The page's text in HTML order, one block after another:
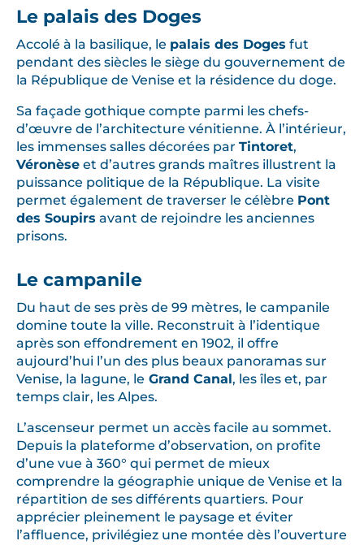
Le palais des Doges
Accolé à la basilique, le palais des Doges fut
pendant des siècles le siège du gouvernement de
la République de Venise et la résidence du doge.
Sa façade gothique compte parmi les chefs-
d’œuvre de l’architecture vénitienne. À l’intérieur,
les immenses salles décorées par Tintoret,
Véronèse et d’autres grands maîtres illustrent la
puissance politique de la République. La visite
permet également de traverser le célèbre Pont
des Soupirs avant de rejoindre les anciennes
prisons.
Le campanile
Du haut de ses près de 99 mètres, le campanile
domine toute la ville. Reconstruit à l’identique
après son effondrement en 1902, il offre
aujourd’hui l’un des plus beaux panoramas sur
Venise, la lagune, le Grand Canal, les îles et, par
temps clair, les Alpes.
L’ascenseur permet un accès facile au sommet.
Depuis la plateforme d’observation, on profite
d’une vue à 360° qui permet de mieux
comprendre la géographie unique de Venise et la
répartition de ses différents quartiers. Pour
apprécier pleinement le paysage et éviter
l’affluence, privilégiez une montée dès l’ouverture